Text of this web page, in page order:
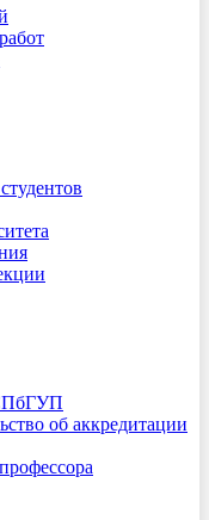
об аккредитации